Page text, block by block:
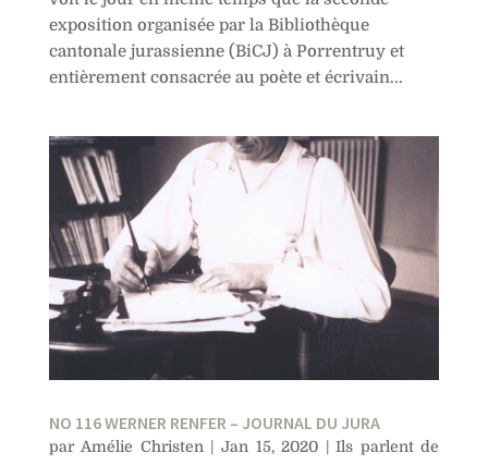
exposition organisée par la Bibliothèque
cantonale jurassienne (BiCJ) à Porrentruy et
entièrement consacrée au poète et écrivain...
NO 116 WERNER RENFER – JOURNAL DU JURA
par Amélie Christen | Jan 15, 2020 |Ils parlent de